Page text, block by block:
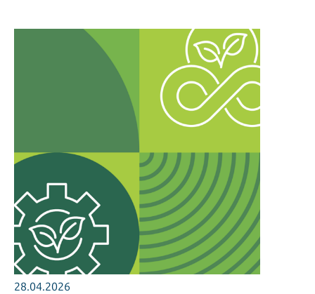
28.04.2026